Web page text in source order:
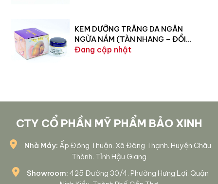
KEM DƯỠNG TRẮNG DA NGĂN
NGỪA NÁM (TÀN NHANG – ĐỒI
MỒI) 40G
Đang cập nhật
CTY CỔ PHẦN MỸ PHẨM BẢO XINH
Nhà Máy: Ấp Đông Thuận. Xã Đông Thạnh. Huyện Châu
Thành. Tỉnh Hậu Giang
Showroom: 425 Đường 30/4. Phường Hưng Lợi. Quận